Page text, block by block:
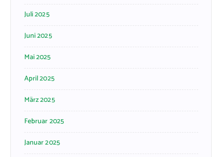
Juli 2025
Juni 2025
Mai 2025
April 2025
März 2025
Februar 2025
Januar 2025